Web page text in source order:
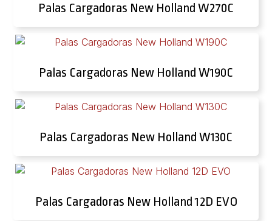
Palas Cargadoras New Holland W270C
Palas Cargadoras New Holland W190C
Palas Cargadoras New Holland W130C
Palas Cargadoras New Holland 12D EVO